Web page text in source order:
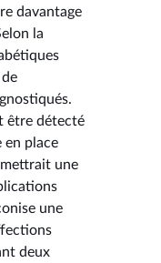
davantage
la
être détecté
en place
une
une
deux